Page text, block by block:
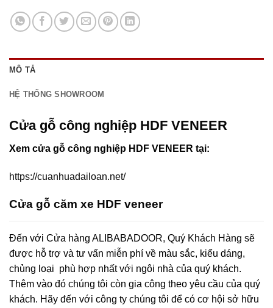
MÔ TẢ
HỆ THỐNG SHOWROOM
Cửa gỗ công nghiệp HDF VENEER
Xem cửa gỗ công nghiệp HDF VENEER tại:
https://cuanhuadailoan.net/
Cửa gỗ căm xe HDF veneer
Đến với Cửa hàng ALIBABADOOR, Quý Khách Hàng sẽ
được hỗ trợ và tư vấn miễn phí về màu sắc, kiểu dáng,
chủng loại phù hợp nhất với ngôi nhà của quý khách.
Thêm vào đó chúng tôi còn gia công theo yêu cầu của quý
khách. Hãy đến với công ty chúng tôi để có cơ hội sở hữu